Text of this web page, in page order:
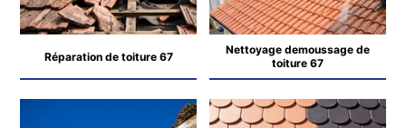
Réparation de toiture 67
Nettoyage demoussage de
toiture 67